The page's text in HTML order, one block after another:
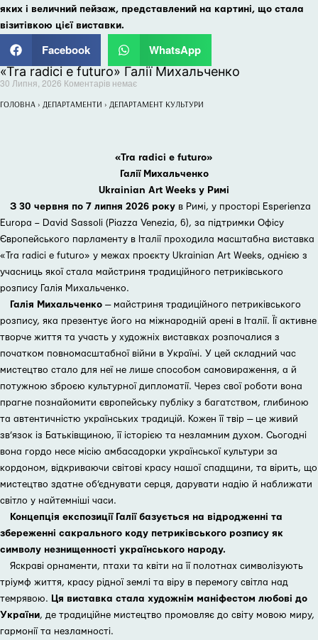
яких і величний пейзаж, представлений на картині, що стала
візитівкою цієї виставки.
Facebook WhatsApp
«Tra radici e futuro» Галії Михальченко
30 Липня, 2026 Коментарів немає
ГОЛОВНА › ДЕПАРТАМЕНТИ › ДЕПАРТАМЕНТ КУЛЬТУРИ
«Tra radici e futuro»
Галії Михальченко
Ukrainian Art Weeks у Римі
З 30 червня по 7 липня 2026 року в Римі, у просторі Esperienza
Europa – David Sassoli (Piazza Venezia, 6), за підтримки Офісу
Європейського парламенту в Італії проходила масштабна виставка
«Tra radici e futuro» у межах проєкту Ukrainian Art Weeks, однією з
учасниць якої стала майстриня традиційного петриківського
розпису Галія Михальченко.
Галія Михальченко — майстриня традиційного петриківського
розпису, яка презентує його на міжнародній арені в Італії. Її активне
творче життя та участь у художніх виставках розпочалися з
початком повномасштабної війни в Україні. У цей складний час
мистецтво стало для неї не лише способом самовираження, а й
потужною зброєю культурної дипломатії. Через свої роботи вона
прагне познайомити європейську публіку з багатством, глибиною
та автентичністю українських традицій. Кожен її твір — це живий
зв’язок із Батьківщиною, її історією та незламним духом. Сьогодні
вона гордо несе місію амбасадорки української культури за
кордоном, відкриваючи світові красу нашої спадщини, та вірить, що
мистецтво здатне об’єднувати серця, дарувати надію й наближати
світло у найтемніші часи.
Концепція експозиції Галії базується на відродженні та
збереженні сакрального коду петриківського розпису як
символу незнищенності українського народу.
Яскраві орнаменти, птахи та квіти на її полотнах символізують
тріумф життя, красу рідної землі та віру в перемогу світла над
темрявою. Ця виставка стала художнім маніфестом любові до
України, де традиційне мистецтво промовляє до світу мовою миру,
гармонії та незламності.